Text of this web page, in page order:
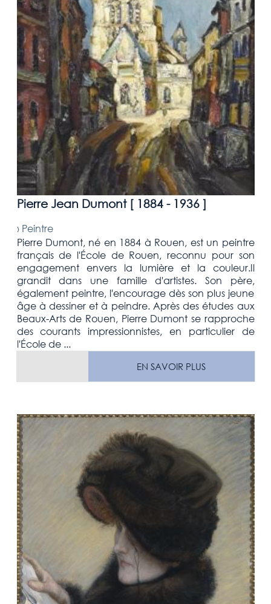
Pierre Jean Dumont [ 1884 - 1936]
› Peintre
Pierre Dumont, né en 1884 à Rouen, est un peintre
français de l'École de Rouen, reconnu pour son
engagement envers la lumière et la couleur.Il
grandit dans une famille d'artistes. Son père,
également peintre, l'encourage dès son plus jeune
âge à dessiner et à peindre. Après des études aux
Beaux-Arts de Rouen, Pierre Dumont se rapproche
des courants impressionnistes, en particulier de
l'École de ...
EN SAVOIR PLUS